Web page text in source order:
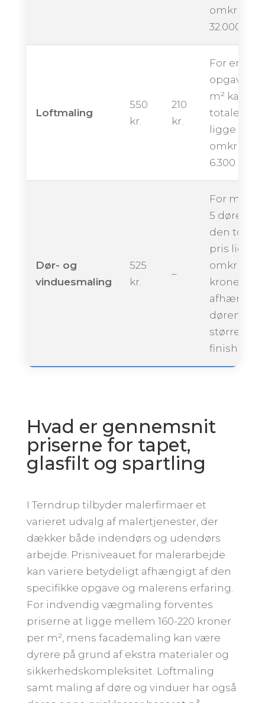
omkring
32.000
Loftmaling
550
kr.
210
kr.
For en
opgave på
m² kan
totale pris
ligge
omkring
6.300
Dør- og
vinduesmaling
525
kr.
–
For
5 døre kan
den totale
pris ligge
omkring
kroner,
afhængigt
dørenes
størrelse
finish.
Hvad er gennemsnit
priserne for tapet,
glasfilt og spartling
I Terndrup tilbyder malerfirmaer et
varieret udvalg af malertjenester, der
dækker både indendørs og udendørs
arbejde. Prisniveauet for malerarbejde
kan variere betydeligt afhængigt af den
specifikke opgave og malerens erfaring.
For indvendig vægmaling forventes
priserne at ligge mellem 160-220 kroner
per m², mens facademaling kan være
dyrere på grund af ekstra materialer og
sikkerhedskompleksitet. Loftmaling
samt maling af døre og vinduer har også